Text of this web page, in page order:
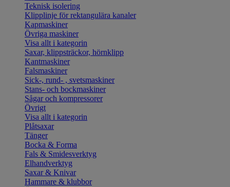
Teknisk isolering
Klipplinje för rektangulära kanaler
Kapmaskiner
Övriga maskiner
Visa allt i kategorin
Saxar, klippsträckor, hörnklipp
Kantmaskiner
Falsmaskiner
Sick-, rund- , svetsmaskiner
Stans- och bockmaskiner
Sågar och kompressorer
Övrigt
Visa allt i kategorin
Plåtsaxar
Tänger
Bocka & Forma
Fals & Smidesverktyg
Elhandverktyg
Saxar & Knivar
Hammare & klubbor